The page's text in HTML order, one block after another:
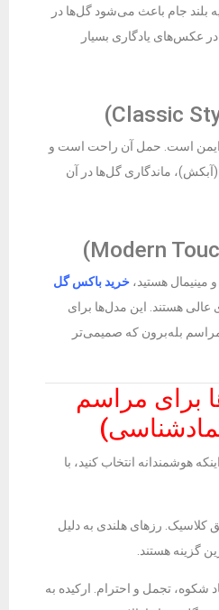
جام باعث می‌شود گل‌ها در
در عکس‌های یادگاری بسیار
ایمن است. حمل آن راحت است و
ماندگاری گل‌ها در آن
مینیمال هستید، خرید باکس گل‌
هستند. این مدل‌ها برای
بله‌برون که صمیمی‌تر
برای مراسم
هوشمندانه انتخاب کنید، با
کلاسیک. رزهای هلندی به دلیل
گزینه هستند.
شکوه، تجمل و احترام. ارکیده به